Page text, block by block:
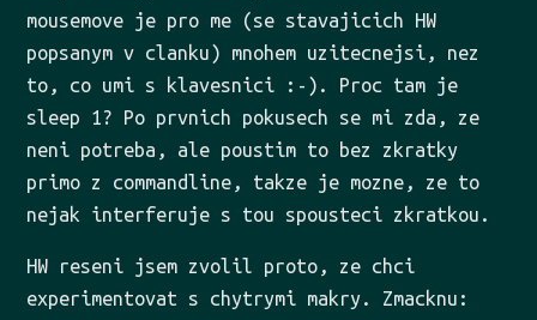
mousemove je pro me (se stavajicich HW
popsanym v clanku) mnohem uzitecnejsi, nez
to, co umi s klavesnici :-). Proc tam je
sleep 1? Po prvnich pokusech se mi zda, ze
neni potreba, ale poustim to bez zkratky
primo z commandline, takze je mozne, ze to
nejak interferuje s tou spousteci zkratkou.
HW reseni jsem zvolil proto, ze chci
experimentovat s chytrymi makry. Zmacknu: